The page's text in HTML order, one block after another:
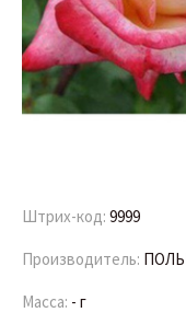
Штрих-код: 9999
Производитель:
Масса: - г